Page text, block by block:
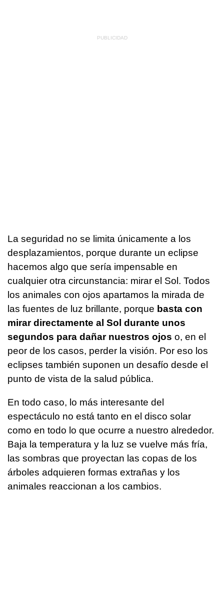
La seguridad no se limita únicamente a los
desplazamientos, porque durante un eclipse
hacemos algo que sería impensable en
cualquier otra circunstancia: mirar el Sol. Todos
los animales con ojos apartamos la mirada de
las fuentes de luz brillante, porque basta con
mirar directamente al Sol durante unos
segundos para dañar nuestros ojos o, en el
peor de los casos, perder la visión. Por eso los
eclipses también suponen un desafío desde el
punto de vista de la salud pública.
En todo caso, lo más interesante del
espectáculo no está tanto en el disco solar
como en todo lo que ocurre a nuestro alrededor.
Baja la temperatura y la luz se vuelve más fría,
las sombras que proyectan las copas de los
árboles adquieren formas extrañas y los
animales reaccionan a los cambios.